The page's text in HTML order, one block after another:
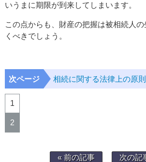
いうまに期限が到来してしまいます。
この点からも、財産の把握は被相続人
くべきでしょう。
次ページ 相続に関する法律上の原
1
2
« 前の記事 次の記